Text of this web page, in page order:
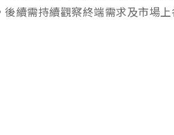
後續需持續觀察終端需求及市場